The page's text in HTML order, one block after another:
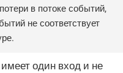
в потоке событий,
не соответствует
один вход и не